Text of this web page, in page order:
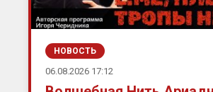
НОВОСТЬ
06.08.2026 17:12